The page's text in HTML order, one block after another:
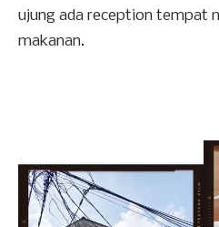
ujung ada reception tempat
makanan.